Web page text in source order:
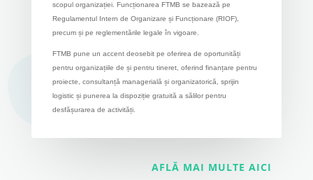
scopul organizației. Funcționarea FTMB se bazează pe
Regulamentul Intern de Organizare și Funcționare (RIOF),
precum și pe reglementările legale în vigoare.
FTMB pune un accent deosebit pe oferirea de oportunități
pentru organizațiile de și pentru tineret, oferind finanțare pentru
proiecte, consultanță managerială și organizatorică, sprijin
logistic și punerea la dispoziție gratuită a sălilor pentru
desfășurarea de activități.
AFLĂ MAI MULTE AICI